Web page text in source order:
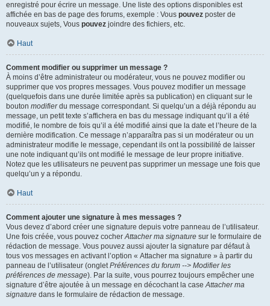
enregistré pour écrire un message. Une liste des options disponibles est
affichée en bas de page des forums, exemple : Vous pouvez poster de
nouveaux sujets, Vous pouvez joindre des fichiers, etc.
Haut
Comment modifier ou supprimer un message ?
À moins d’être administrateur ou modérateur, vous ne pouvez modifier ou
supprimer que vos propres messages. Vous pouvez modifier un message
(quelquefois dans une durée limitée après sa publication) en cliquant sur le
bouton modifierdu message correspondant. Si quelqu’un a déjà répondu au
message, un petit texte s’affichera en bas du message indiquant qu’il a été
modifié, le nombre de fois qu’il a été modifié ainsi que la date et l’heure de la
dernière modification. Ce message n’apparaîtra pas si un modérateur ou un
administrateur modifie le message, cependant ils ont la possibilité de laisser
une note indiquant qu’ils ont modifié le message de leur propre initiative.
Notez que les utilisateurs ne peuvent pas supprimer un message une fois que
quelqu’un y a répondu.
Haut
Comment ajouter une signature à mes messages ?
Vous devez d’abord créer une signature depuis votre panneau de l’utilisateur.
Une fois créée, vous pouvez cocherAttacher ma signature sur le formulaire de
rédaction de message. Vous pouvez aussi ajouter la signature par défaut à
tous vos messages en activant l’option « Attacher ma signature » à partir du
panneau de l’utilisateur (ongletPréférences du forum --> Modifier les
préférences de message). Par la suite, vous pourrez toujours empêcher une
signature d’être ajoutée à un message en décochant la caseAttacher ma
signature dans le formulaire de rédaction de message.